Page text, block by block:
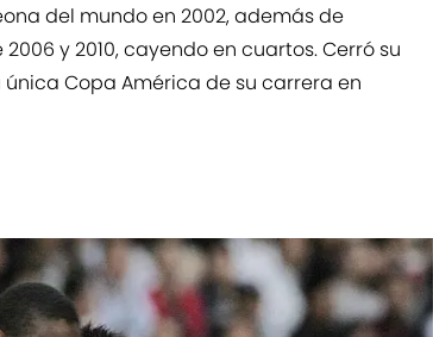
del mundo en 2002, además de
y 2010, cayendo en cuartos. Cerró su
Copa América de su carrera en